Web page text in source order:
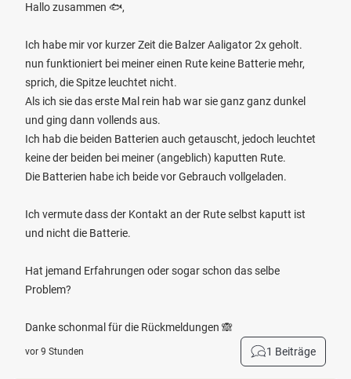
Hallo zusammen 🐟,
Ich habe mir vor kurzer Zeit die Balzer Aaligator 2x geholt.
nun funktioniert bei meiner einen Rute keine Batterie mehr,
sprich, die Spitze leuchtet nicht.
Als ich sie das erste Mal rein hab war sie ganz ganz dunkel
und ging dann vollends aus.
Ich hab die beiden Batterien auch getauscht, jedoch leuchtet
keine der beiden bei meiner (angeblich) kaputten Rute.
Die Batterien habe ich beide vor Gebrauch vollgeladen.
Ich vermute dass der Kontakt an der Rute selbst kaputt ist
und nicht die Batterie.
Hat jemand Erfahrungen oder sogar schon das selbe
Problem?
Danke schonmal für die Rückmeldungen 🙈
vor 9 Stunden 1 Beiträge